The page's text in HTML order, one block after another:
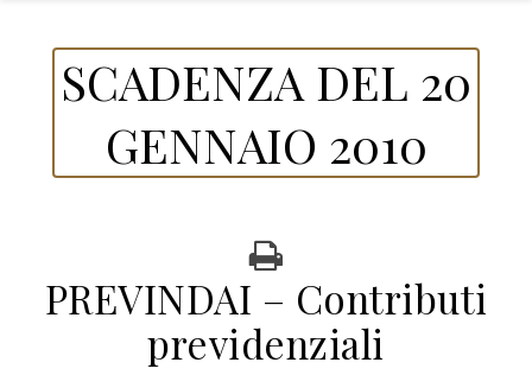
SCADENZA DEL 20
GENNAIO 2010
PREVINDAI – Contributi
previdenziali